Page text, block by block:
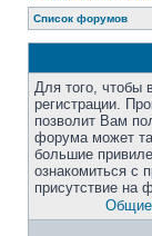
Список форумов
Для того, чтобы
регистрации.
позволит Вам
форума может
большие
ознакомиться с
присутствие на
Общие